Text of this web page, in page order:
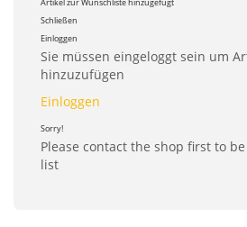
Artikel zur Wunschliste hinzugefügt
Schließen
Einloggen
Sie müssen eingeloggt sein um
hinzuzufügen
Einloggen
Sorry!
Please contact the shop first to
list